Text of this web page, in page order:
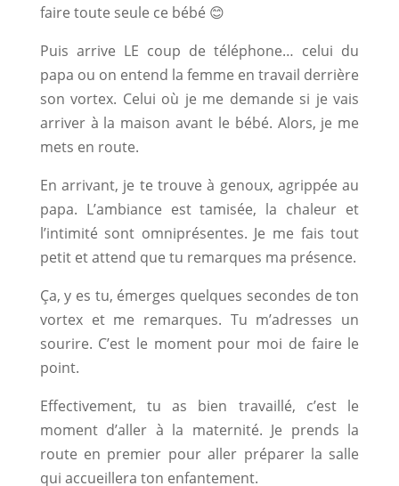
faire toute seule ce bébé 😊
Puis arrive LE coup de téléphone… celui du
papa ou on entend la femme en travail derrière
son vortex. Celui où je me demande si je vais
arriver à la maison avant le bébé. Alors, je me
mets en route.
En arrivant, je te trouve à genoux, agrippée au
papa. L’ambiance est tamisée, la chaleur et
l’intimité sont omniprésentes. Je me fais tout
petit et attend que tu remarques ma présence.
Ça, y es tu, émerges quelques secondes de ton
vortex et me remarques. Tu m’adresses un
sourire. C’est le moment pour moi de faire le
point.
Effectivement, tu as bien travaillé, c’est le
moment d’aller à la maternité. Je prends la
route en premier pour aller préparer la salle
qui accueillera ton enfantement.